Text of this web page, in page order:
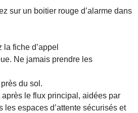
sur un boitier rouge d’alarme dans
fiche d’appel
Ne jamais prendre les
du sol.
le flux principal, aidées par
espaces d’attente sécurisés et